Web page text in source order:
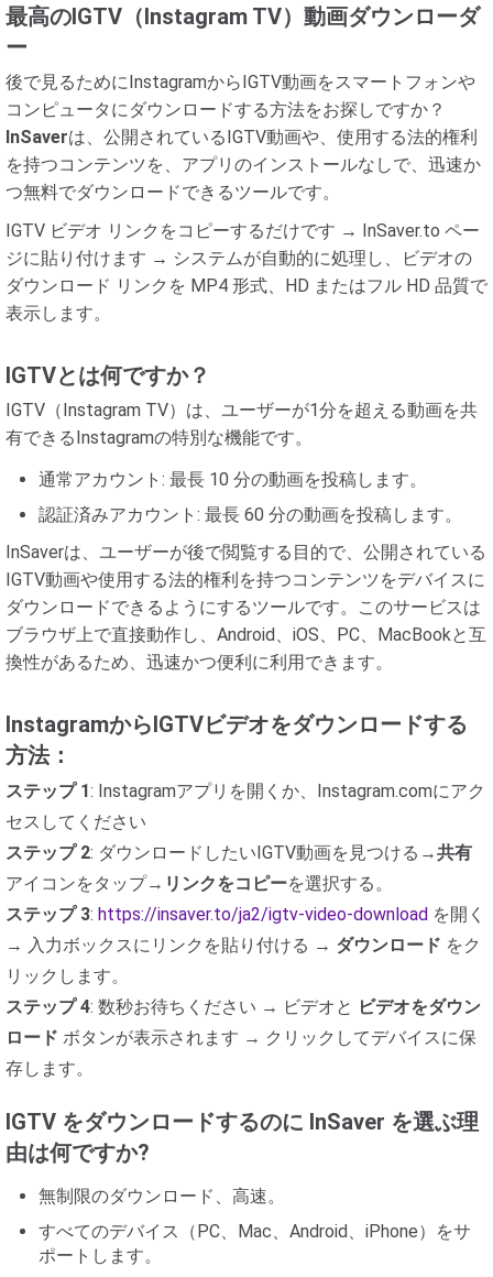
最高のIGTV（Instagram TV）動画ダウンローダ
ー
後で見るためにInstagramからIGTV動画をスマートフォンや
コンピュータにダウンロードする方法をお探しですか？
InSaverは、公開されているIGTV動画や、使用する法的権利
を持つコンテンツを、アプリのインストールなしで、迅速か
つ無料でダウンロードできるツールです。
IGTV ビデオ リンクをコピーするだけです → InSaver.to ペー
ジに貼り付けます → システムが自動的に処理し、ビデオの
ダウンロード リンクを MP4 形式、HD またはフル HD 品質で
表示します。
IGTVとは何ですか？
IGTV（Instagram TV）は、ユーザーが1分を超える動画を共
有できるInstagramの特別な機能です。
通常アカウント: 最長 10 分の動画を投稿します。
認証済みアカウント: 最長 60 分の動画を投稿します。
InSaverは、ユーザーが後で閲覧する目的で、公開されている
IGTV動画や使用する法的権利を持つコンテンツをデバイスに
ダウンロードできるようにするツールです。このサービスは
ブラウザ上で直接動作し、Android、iOS、PC、MacBookと互
換性があるため、迅速かつ便利に利用できます。
InstagramからIGTVビデオをダウンロードする
方法：
ステップ 1: Instagramアプリを開くか、Instagram.comにアク
セスしてください
ステップ 2: ダウンロードしたいIGTV動画を見つける→共有
アイコンをタップ→ リンクをコピーを選択する。
ステップ 3: https://insaver.to/ja2/igtv-video-download を開く
→ 入力ボックスにリンクを貼り付ける → ダウンロード をク
リックします。
ステップ 4: 数秒お待ちください → ビデオと ビデオをダウン
ロード ボタンが表示されます → クリックしてデバイスに保
存します。
IGTV をダウンロードするのに InSaver を選ぶ理
由は何ですか?
無制限のダウンロード、高速。
すべてのデバイス（PC、Mac、Android、iPhone）をサ
ポートします。